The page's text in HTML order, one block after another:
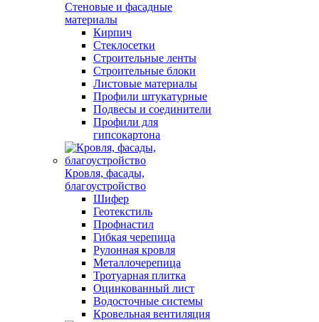
Стеновые и фасадные
материалы
Кирпич
Стеклосетки
Строительные ленты
Строительные блоки
Листовые материалы
Профили штукатурные
Подвесы и соединители
Профили для
гипсокартона
Кровля, фасады,
благоустройство
Шифер
Геотекстиль
Профнастил
Гибкая черепица
Рулонная кровля
Металлочерепица
Тротуарная плитка
Оцинкованный лист
Водосточные системы
Кровельная вентиляция